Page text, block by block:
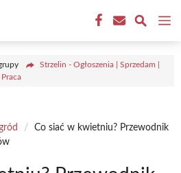
Strzelin - Ogłoszenia | Sprzedam |
/
Co siać w kwietniu? Przewodnik